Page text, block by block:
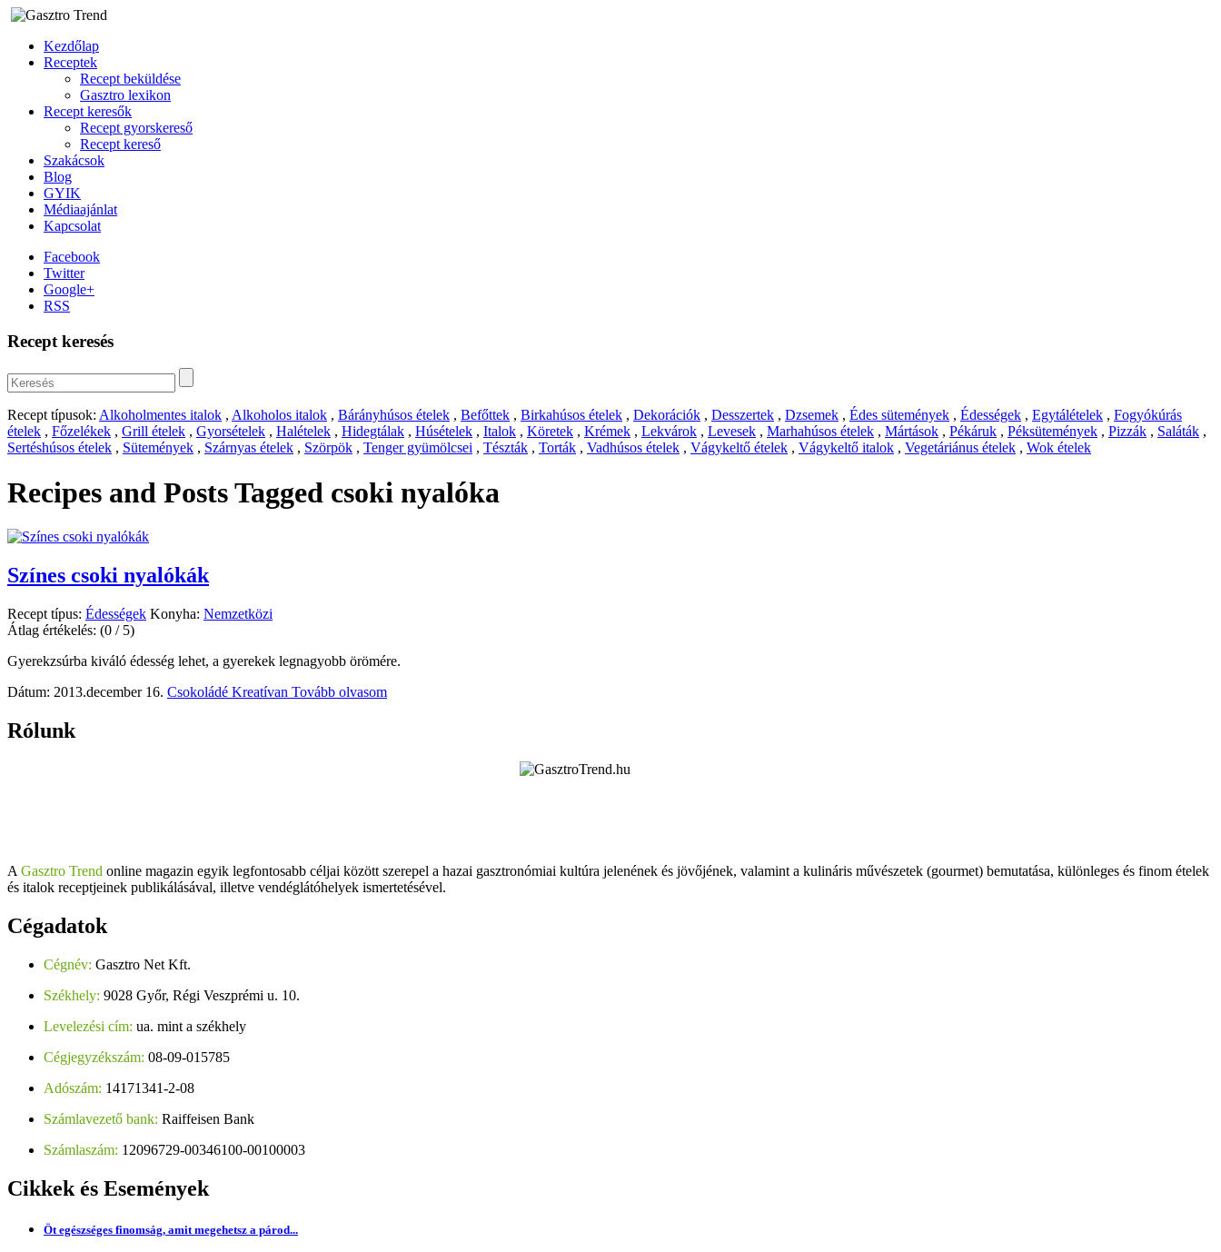
Kezdőlap
Receptek
Recept beküldése
Gasztro lexikon
Recept keresők
Recept gyorskereső
Recept kereső
Szakácsok
Blog
GYIK
Médiaajánlat
Kapcsolat
Facebook
Twitter
Google+
RSS
Recept keresés
Recept típusok: Alkoholmentes italok , Alkoholos italok , Bárányhúsos ételek , Befőttek , Birkahúsos ételek , Dekorációk , Desszertek , Dzsemek , Édes sütemények , Édességek , Egytálételek , Fogyókúrás
ételek , Főzelékek , Grill ételek , Gyorsételek , Halételek , Hidegtálak , Húsételek , Italok , Köretek , Krémek , Lekvárok , Levesek , Marhahúsos ételek , Mártások , Pékáruk , Péksütemények , Pizzák , Saláták ,
Sertéshúsos ételek , Sütemények , Szárnyas ételek , Szörpök , Tenger gyümölcsei , Tészták , Torták , Vadhúsos ételek , Vágykeltő ételek , Vágykeltő italok , Vegetáriánus ételek , Wok ételek
Recipes and Posts Tagged csoki nyalóka
Színes csoki nyalókák
Recept típus: Édességek Konyha: Nemzetközi
Átlag értékelés: (0 / 5)
Gyerekzsúrba kiváló édesség lehet, a gyerekek legnagyobb örömére.
Dátum: 2013.december 16. Csokoládé Kreatívan Tovább olvasom
Rólunk
A Gasztro Trend online magazin egyik legfontosabb céljai között szerepel a hazai gasztronómiai kultúra jelenének és jövőjének, valamint a kulináris művészetek (gourmet) bemutatása, különleges és finom ételek
és italok receptjeinek publikálásával, illetve vendéglátóhelyek ismertetésével.
Cégadatok
Cégnév: Gasztro Net Kft.
Székhely: 9028 Győr, Régi Veszprémi u. 10.
Levelezési cím: ua. mint a székhely
Cégjegyzékszám: 08-09-015785
Adószám: 14171341-2-08
Számlavezető bank: Raiffeisen Bank
Számlaszám: 12096729-00346100-00100003
Cikkek és Események
Öt egészséges finomság, amit megehetsz a párod...